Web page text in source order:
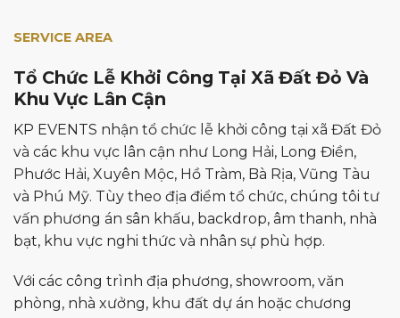
SERVICE AREA
Tổ Chức Lễ Khởi Công Tại Xã Đất Đỏ Và
Khu Vực Lân Cận
KP EVENTS nhận tổ chức lễ khởi công tại xã Đất Đỏ
và các khu vực lân cận như Long Hải, Long Điền,
Phước Hải, Xuyên Mộc, Hồ Tràm, Bà Rịa, Vũng Tàu
và Phú Mỹ. Tùy theo địa điểm tổ chức, chúng tôi tư
vấn phương án sân khấu, backdrop, âm thanh, nhà
bạt, khu vực nghi thức và nhân sự phù hợp.
Với các công trình địa phương, showroom, văn
phòng, nhà xưởng, khu đất dự án hoặc chương